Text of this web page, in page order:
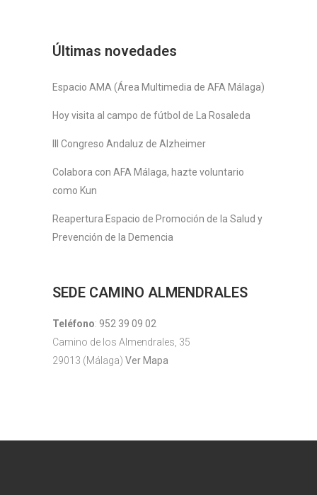
Últimas novedades
Espacio AMA (Área Multimedia de AFA Málaga)
Hoy visita al campo de fútbol de La Rosaleda
III Congreso Andaluz de Alzheimer
Colabora con AFA Málaga, hazte voluntario
como Kun
Reapertura Espacio de Promoción de la Salud y
Prevención de la Demencia
SEDE CAMINO ALMENDRALES
Teléfono: 952 39 09 02
Camino de los Almendrales, 35
29013 (Málaga) Ver Mapa